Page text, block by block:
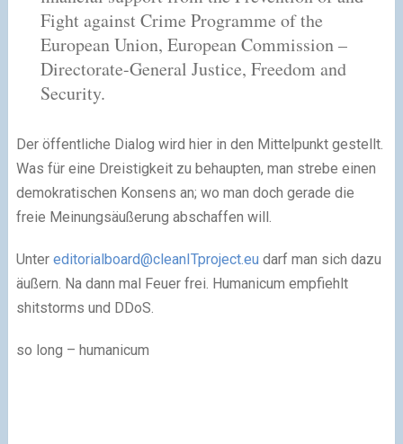
Fight against Crime Programme of the
European Union, European Commission –
Directorate-General Justice, Freedom and
Security.
Der öffentliche Dialog wird hier in den Mittelpunkt gestellt.
Was für eine Dreistigkeit zu behaupten, man strebe einen
demokratischen Konsens an; wo man doch gerade die
freie Meinungsäußerung abschaffen will.
Unter editorialboard@cleanITproject.eu darf man sich dazu
äußern. Na dann mal Feuer frei. Humanicum empfiehlt
shitstorms und DDoS.
so long – humanicum